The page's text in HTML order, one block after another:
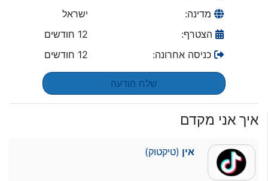
מדינה:
ישראל
הצטרף:
12 חודשים
כניסה אחרונה:
12 חודשים
שלח הודעה
איך אני מקדם
אין (טיקטוק)